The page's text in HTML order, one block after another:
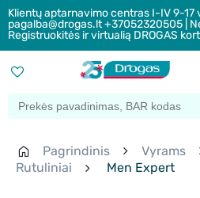
Klientų aptarnavimo centras I-IV 9-17
pagalba@drogas.lt +37052320505 |
Registruokitės ir virtualią DROGAS
Pagrindinis Vyrams
Rutuliniai
Men Expert